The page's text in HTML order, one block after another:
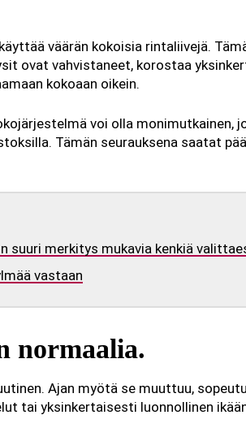
väärän kokoisia rintaliivejä.
ovat vahvistaneet, korostaa
kokoaan oikein.
voi olla monimutkainen,
Tämän seurauksena saatat
suuri merkitys mukavia kenkiä
vastaan
normaalia.
Ajan myötä se muuttuu,
tai yksinkertaisesti luonnollinen